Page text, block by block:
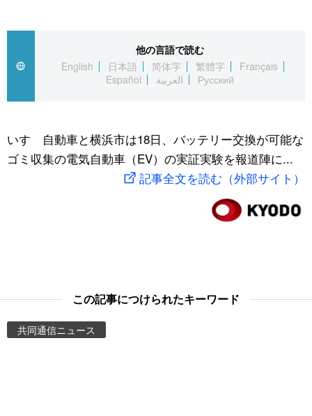
Русский
国際
社会
文化
アーカイブ
Japan Data
旅と暮らし
動画/Live
Images
People
文化
科学・技術
暮らし
スポーツ・東京2020
他の言語で読む
English
日本語 简体字 繁體字
Français
Español
العربية Русский
いすゞ自動車と横浜市は18日、バッテリー交換が可能な
ゴミ収集の電気自動車（EV）の実証実験を報道陣に...
記事全文を読む（外部サイト）
この記事につけられたキーワード
共同通信ニュース